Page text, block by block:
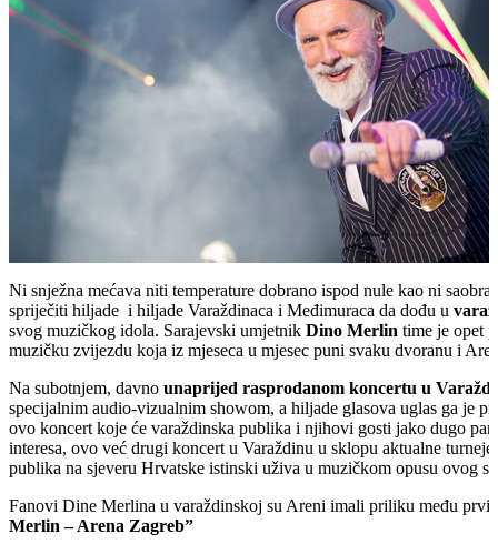
Ni snježna mećava niti temperature dobrano ispod nule kao ni
spriječiti hiljade i hiljade Varaždinaca i Međimuraca da dođu u
svog muzičkog idola. Sarajevski umjetnik Dino Merlin time je opet
muzičku zvijezdu koja iz mjeseca u mjesec puni svaku dvoranu i
Na subotnjem, davno unaprijed rasprodanom koncertu u
specijalnim audio-vizualnim showom, a hiljade glasova uglas ga je
ovo koncert koje će varaždinska publika i njihovi gosti jako dugo
interesa, ovo već drugi koncert u Varaždinu u sklopu aktualne turneje
publika na sjeveru Hrvatske istinski uživa u muzičkom opusu ovog
Fanovi Dine Merlina u varaždinskoj su Areni imali priliku među
Merlin – Arena Zagreb”